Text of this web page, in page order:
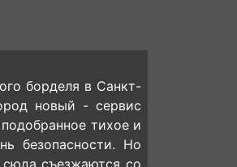
борделя в Санкт-
новый - сервис
тихое и
безопасности. Но
съезжаются со